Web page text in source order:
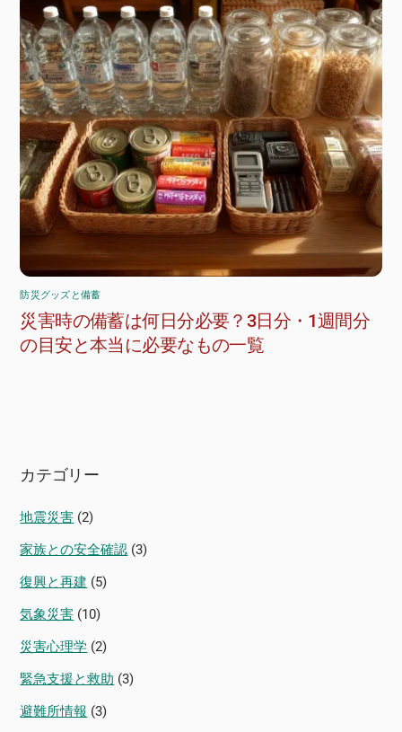
防災グッズと備蓄
災害時の備蓄は何日分必要？3日分・1週間分
の目安と本当に必要なもの一覧
カテゴリー
地震災害 (2)
家族との安全確認 (3)
復興と再建 (5)
気象災害 (10)
災害心理学 (2)
緊急支援と救助 (3)
避難所情報 (3)